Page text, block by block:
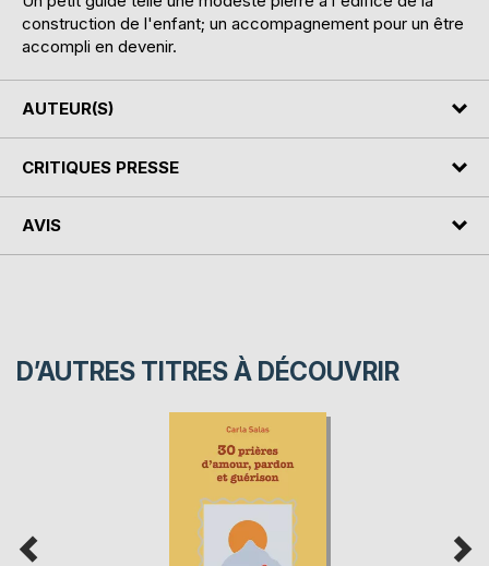
construction de l'enfant; un accompagnement pour un être
accompli en devenir.
AUTEUR(S)
CRITIQUES PRESSE
AVIS
D’AUTRES TITRES À DÉCOUVRIR